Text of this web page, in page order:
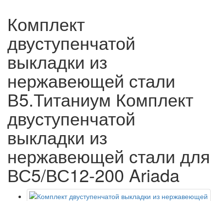
Комплект
двуступенчатой
выкладки из
нержавеющей стали
В5.Титаниум Комплект
двуступенчатой
выкладки из
нержавеющей стали для
ВС5/ВС12-200 Ariada